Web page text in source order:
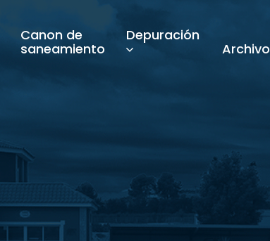
Canon de
saneamiento
Depuración
Archivo